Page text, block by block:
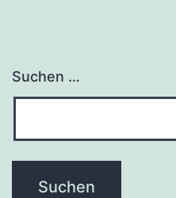
Suchen …